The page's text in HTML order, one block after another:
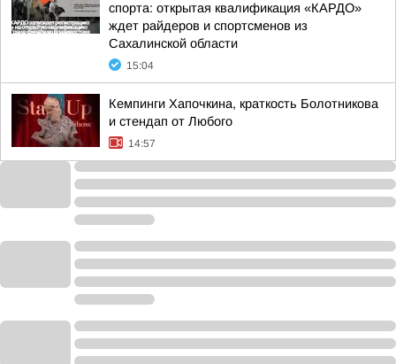
спорта: открытая квалификация «КАРДО»
ждет райдеров и спортсменов из
Сахалинской области
15:04
Кемпинги Хапочкина, краткость Болотникова
и стендап от Любого
14:57